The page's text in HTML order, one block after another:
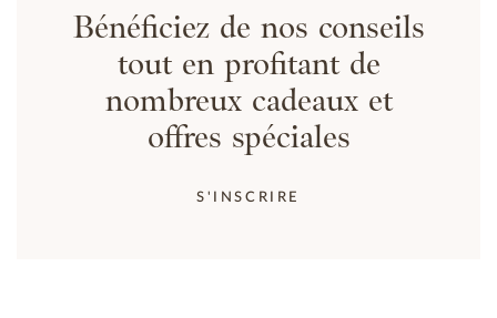
Bénéficiez de nos conseils
tout en profitant de
nombreux cadeaux et
offres spéciales
S'INSCRIRE